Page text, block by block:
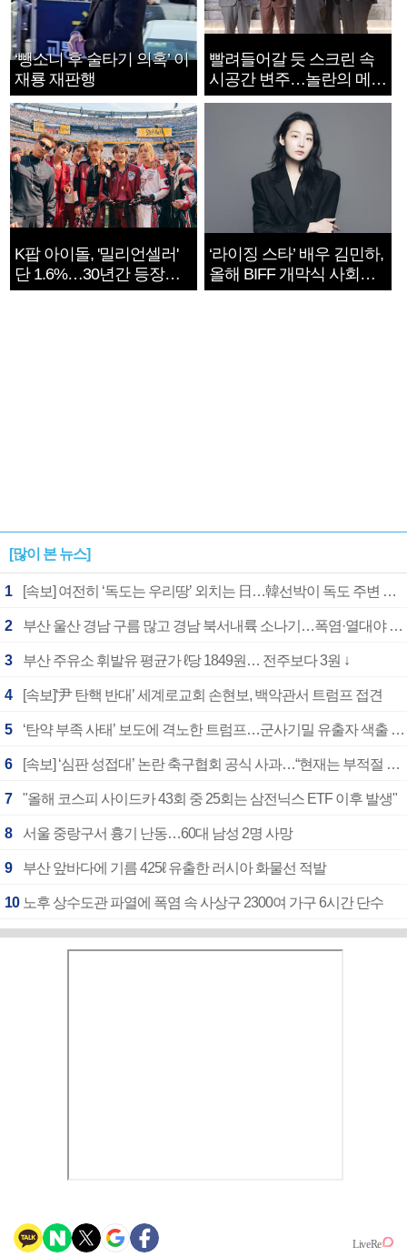
‘뺑소니 후 술타기 의혹’ 이
재룡 재판행
빨려들어갈 듯 스크린 속
시공간 변주…놀란의 메시
지는 ‘전쟁 속죄’
K팝 아이돌, '밀리언셀러'
단 1.6%…30년간 등장
1182개팀 전수조사
‘라이징 스타’ 배우 김민하,
올해 BIFF 개막식 사회자
확정
[많이 본 뉴스]
1 [속보] 여전히 ‘독도는 우리땅’ 외치는 日…韓선박이 독도 주변 해양조사 활동하자 반발
2 부산 울산 경남 구름 많고 경남 북서내륙 소나기…폭염·열대야 계속
3 부산 주유소 휘발유 평균가 ℓ당 1849원… 전주보다 3원 ↓
4 [속보]‘尹 탄핵 반대’ 세계로교회 손현보, 백악관서 트럼프 접견
5 ‘탄약 부족 사태’ 보도에 격노한 트럼프…군사기밀 유출자 색출 지시
6 [속보] ‘심판 성접대’ 논란 축구협회 공식 사과…“현재는 부적절 행위 없어”
7 "올해 코스피 사이드카 43회 중 25회는 삼전닉스 ETF 이후 발생"
8 서울 중랑구서 흉기 난동…60대 남성 2명 사망
9 부산 앞바다에 기름 425ℓ 유출한 러시아 화물선 적발
10 노후 상수도관 파열에 폭염 속 사상구 2300여 가구 6시간 단수